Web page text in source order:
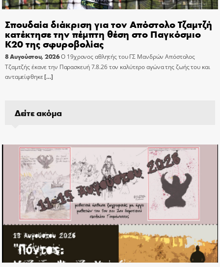
Σπουδαία διάκριση για τον Απόστολο Τζαμτζή
κατέκτησε την πέμπτη θέση στο Παγκόσμιο
Κ20 της σφυροβολίας
8 Αυγούστου, 2026Ο 19χρονος αθλητής του ΓΣ Μανδρών Απόστολος
Τζαμτζής έκανε την Παρασκευή 7.8.26 τον καλύτερο αγώνα της ζωής του και
ανταμείφθηκε[…]
Δείτε ακόμα